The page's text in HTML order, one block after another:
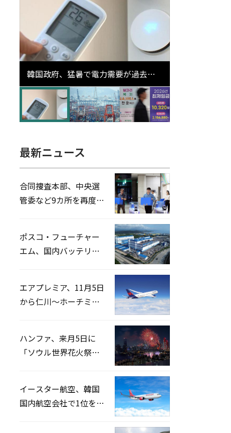
韓国政府、猛暑で電力需要が過去最
高更新の可能性に需給対応体制を点
検
最新ニュース
合同捜査本部、中央選
管委など9カ所を再度家
ポスコ・フューチャー
エム、国内バッテリー
エアプレミア、11月5日
から仁川〜ホーチミン
ハンファ、来月5日に
「ソウル世界花火祭り
イースター航空、韓国
国内航空会社で1位を記